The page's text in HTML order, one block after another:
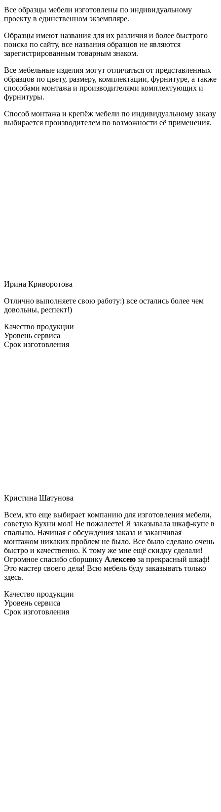
Все образцы мебели изготовлены по индивидуальному
проекту в единственном экземпляре.
Образцы имеют названия для их различия и более быстрого
поиска по сайту, все названия образцов не являются
зарегистрированным товарным знаком.
Все мебельные изделия могут отличаться от представленных
образцов по цвету, размеру, комплектации, фурнитуре, а также
способами монтажа и производителями комплектующих и
фурнитуры.
Способ монтажа и крепёж мебели по индивидуальному заказу
выбирается производителем по возможности её применения.
Ирина Криворотова
Отлично выполняете свою работу:) все остались более чем
довольны, респект!)
Качество продукции
Уровень сервиса
Срок изготовления
Кристина Шатунова
Всем, кто еще выбирает компанию для изготовления мебели,
советую Кухни мол! Не пожалеете! Я заказывала шкаф-купе в
спальню. Начиная с обсуждения заказа и заканчивая
монтажом никаких проблем не было. Все было сделано очень
быстро и качественно. К тому же мне ещё скидку сделали!
Огромное спасибо сборщику Алексею за прекрасный шкаф!
Это мастер своего дела! Всю мебель буду заказывать только
здесь.
Качество продукции
Уровень сервиса
Срок изготовления